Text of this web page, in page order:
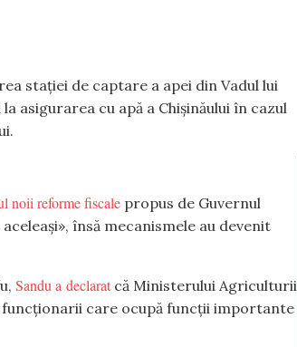
stației de captare a apei din Vadul lui
asigurarea cu apă a Chișinăului în cazul
noii reforme fiscale propus de Guvernul
însă mecanismele au devenit
Sandu a declarat că Ministerului Agriculturii
care ocupă funcții importante